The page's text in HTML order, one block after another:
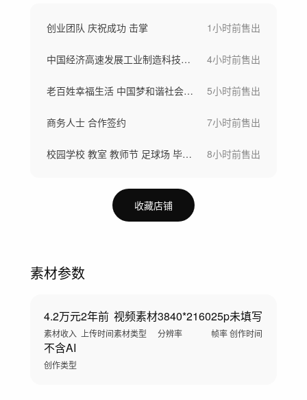
创业团队 庆祝成功 击掌 1小时前售出
中国经济高速发展工业制造科技创新绿色发展 4小时前售出
老百姓幸福生活 中国梦和谐社会 温馨陪伴 5小时前售出
商务人士 合作签约 7小时前售出
校园学校 教室 教师节 足球场 毕业学生 8小时前售出
收藏店铺
素材参数
4.2万元
素材收入
2年前
上传时间
视频素材
素材类型
3840*2160
分辨率
25p
帧率
未填写
创作时间
不含AI
创作类型